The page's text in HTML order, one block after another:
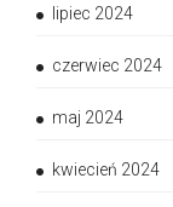
lipiec 2024
czerwiec 2024
maj 2024
kwiecień 2024